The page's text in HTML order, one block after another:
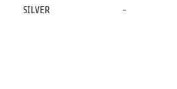
SILVER
-